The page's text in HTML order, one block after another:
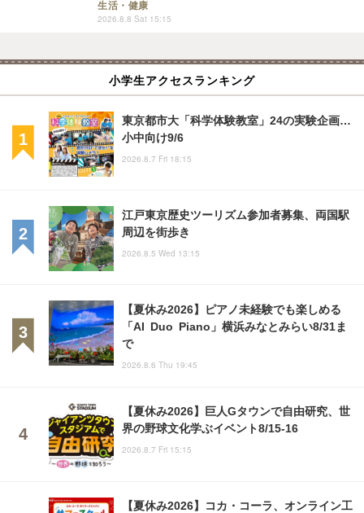
生活・健康
2026.8.8 Sat 15:15
小学生アクセスランキング
東京都市大「科学体験教室」24の実験企画…
小中向け9/6
2026.8.7 Fri 18:15
江戸東京歴史ツーリズム参加者募集、両国駅
周辺を街歩き
2026.8.5 Wed 13:15
【夏休み2026】ピアノ未経験でも楽しめる
「AI Duo Piano」横浜みなとみらい8/31ま
で
2026.8.6 Thu 19:45
【夏休み2026】巨人Gタウンで自由研究、世
界の野球文化学ぶイベント8/15-16
2026.8.7 Fri 15:15
【夏休み2026】コカ・コーラ、オンライン工